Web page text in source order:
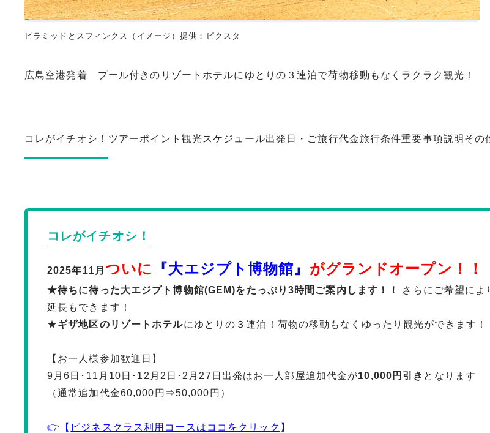
ピラミッドとスフィンクス（イメージ）提供：ピクスタ
広島空港発着 プール付きのリゾートホテルにゆとりの３連泊で荷物移動もなくラクラク観光！
コレがイチオシ！ ツアーポイント 観光スケジュール出発日・ご旅行代金旅行条件重要事項説明 その
コレがイチオシ！
2025年11月 ついに 『大エジプト博物館』 がグランドオープン！！
★待ちに待った大エジプト博物館(GEM)をたっぷり3時間ご案内します！！ さらにご希望によ
延長もできます！
★ギザ地区のリゾートホテルにゆとりの３連泊！荷物の移動もなくゆったり観光ができます！
【お一人様参加歓迎日】
9月6日･11月10日･12月2日･2月27日出発はお一人部屋追加代金が10,000円引き となります
（通常追加代金60,000円⇒50,000円）
👉【 ビジネスクラス利用コースはココをクリック 】